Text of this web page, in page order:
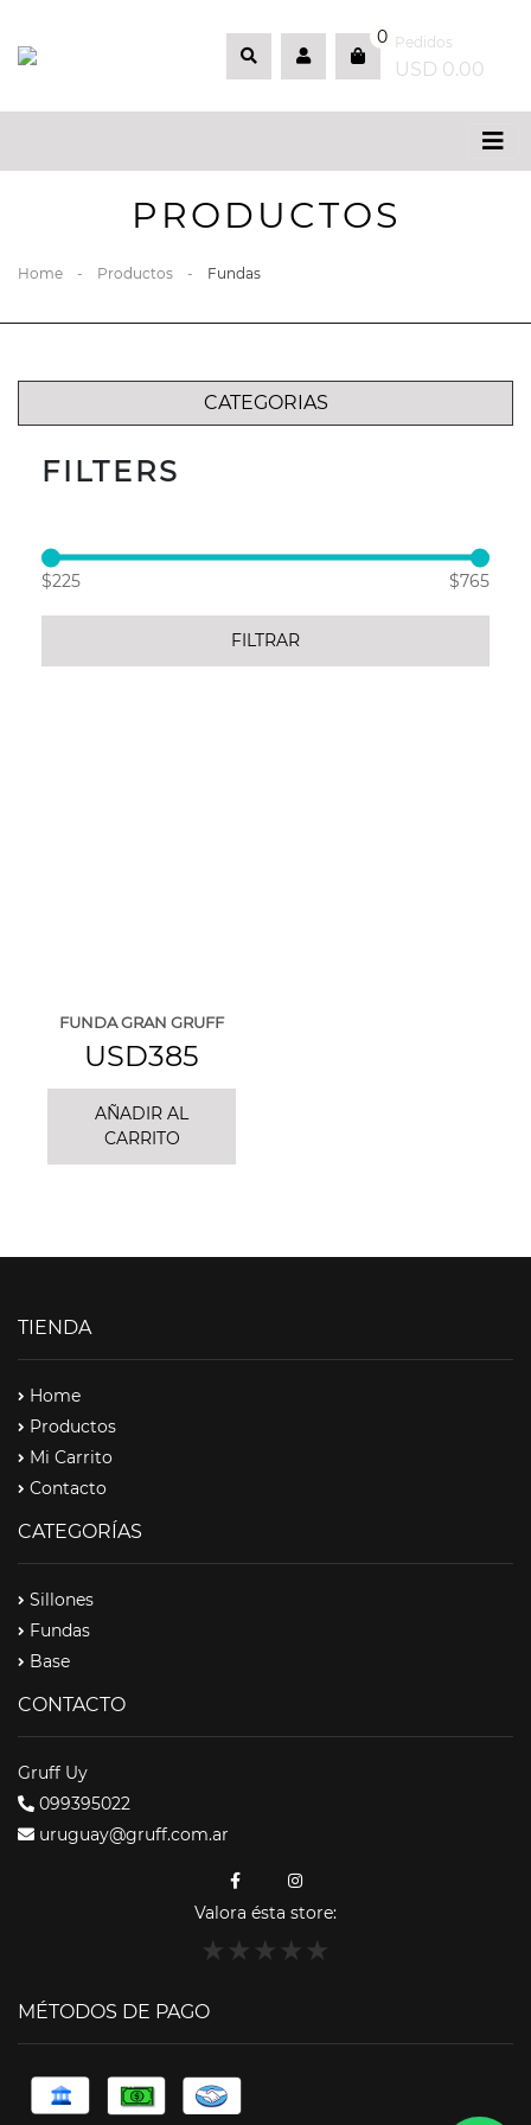
0 Pedidos
USD 0.00
PRODUCTOS
Home - Productos - Fundas
CATEGORIAS
FILTERS
$225 $765
FILTRAR
FUNDA GRAN GRUFF
USD385
AÑADIR AL
CARRITO
TIENDA
Home
Productos
Mi Carrito
Contacto
CATEGORÍAS
Sillones
Fundas
Base
CONTACTO
Gruff Uy
099395022
uruguay@gruff.com.ar
Valora ésta store:
★
★
★
★
★
MÉTODOS DE PAGO